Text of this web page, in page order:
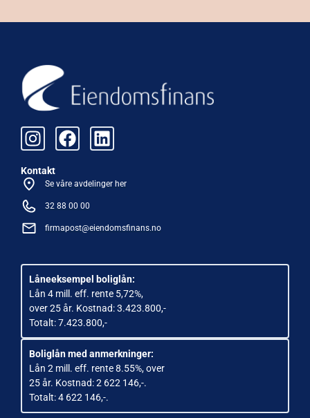
Kontakt
Se våre avdelinger her
32 88 00 00
firmapost@eiendomsfinans.no
Låneeksempel boliglån:
Lån 4 mill. eff. rente 5,72%,
over 25 år. Kostnad: 3.423.800,-
Totalt: 7.423.800,-
Boliglån med anmerkninger:
Lån 2 mill. eff. rente 8.55%, over
25 år. Kostnad: 2 622 146,-.
Totalt: 4 622 146,-.